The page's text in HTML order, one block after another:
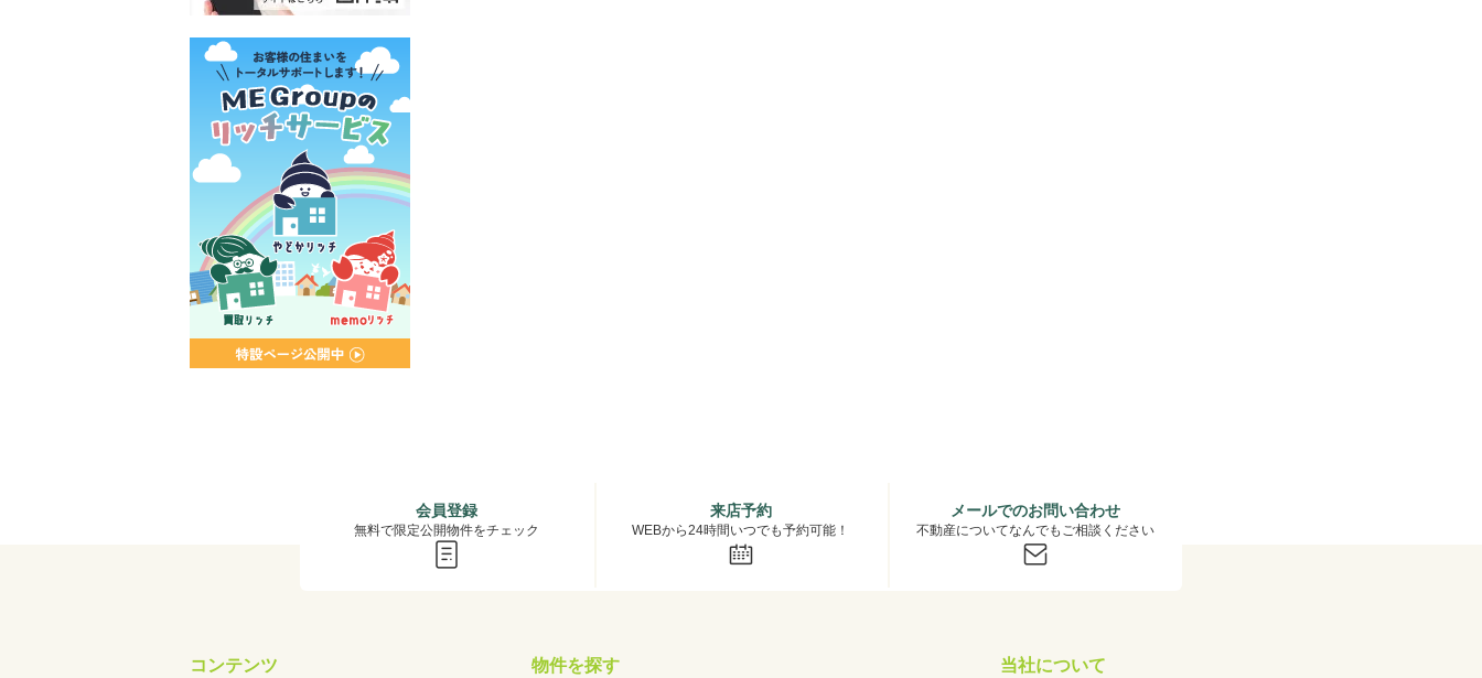
会員登録
無料で限定公開物件をチェック
来店予約
WEBから24時間いつでも予約可能！
メールでのお問い合わせ
不動産についてなんでもご相談ください
コンテンツ 物件を探す 当社について